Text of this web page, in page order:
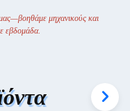
μηχανικούς και
εβδομάδα.